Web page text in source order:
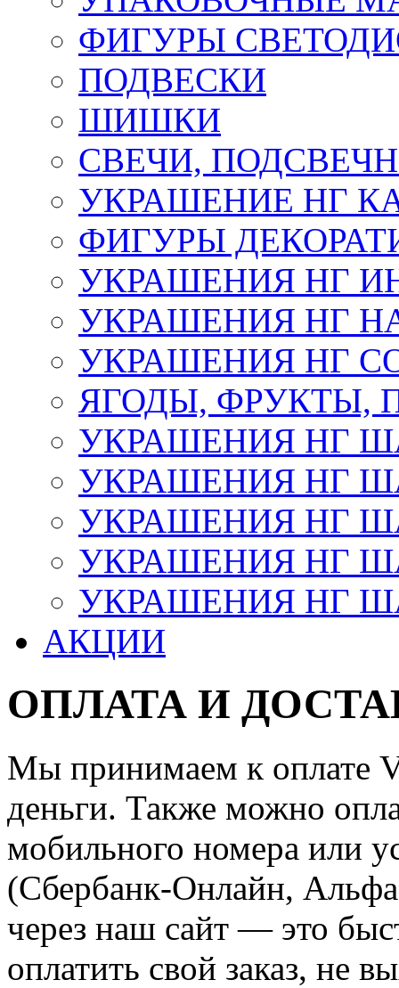
ФИГУРЫ
ПОДВЕСКИ
ШИШКИ
СВЕЧИ,
УКРАШЕНИЕ НГ
ФИГУРЫ
УКРАШЕНИЯ НГ
УКРАШЕНИЯ НГ
УКРАШЕНИЯ НГ
ЯГОДЫ, ФРУКТЫ,
УКРАШЕНИЯ НГ
УКРАШЕНИЯ НГ
УКРАШЕНИЯ НГ
УКРАШЕНИЯ НГ
УКРАШЕНИЯ НГ
АКЦИИ
ОПЛАТА И
Мы принимаем к оплате
деньги. Также можно
мобильного номера или
(Сбербанк-Онлайн,
через наш сайт — это
оплатить свой заказ, не